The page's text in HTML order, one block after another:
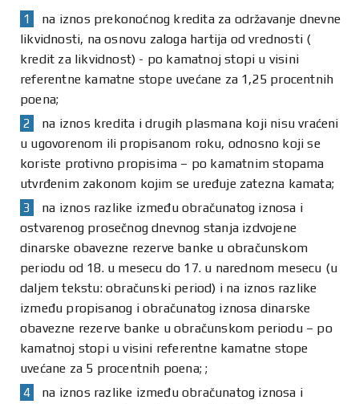
na iznos prekonoćnog kredita za održavanje dnevne
likvidnosti, na osnovu zaloga hartija od vrednosti (
kredit za likvidnost) - po kamatnoj stopi u visini
referentne kamatne stope uvećane za 1,25 procentnih
poena;
na iznos kredita i drugih plasmana koji nisu vraćeni
u ugovorenom ili propisanom roku, odnosno koji se
koriste protivno propisima – po kamatnim stopama
utvrđenim zakonom kojim se uređuje zatezna kamata;
na iznos razlike između obračunatog iznosa i
ostvarenog prosečnog dnevnog stanja izdvojene
dinarske obavezne rezerve banke u obračunskom
periodu od 18. u mesecu do 17. u narednom mesecu (u
daljem tekstu: obračunski period) i na iznos razlike
između propisanog i obračunatog iznosa dinarske
obavezne rezerve banke u obračunskom periodu – po
kamatnoj stopi u visini referentne kamatne stope
uvećane za 5 procentnih poena; ;
na iznos razlike između obračunatog iznosa i